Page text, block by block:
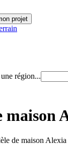
projet
région...
maison
de maison Alexia